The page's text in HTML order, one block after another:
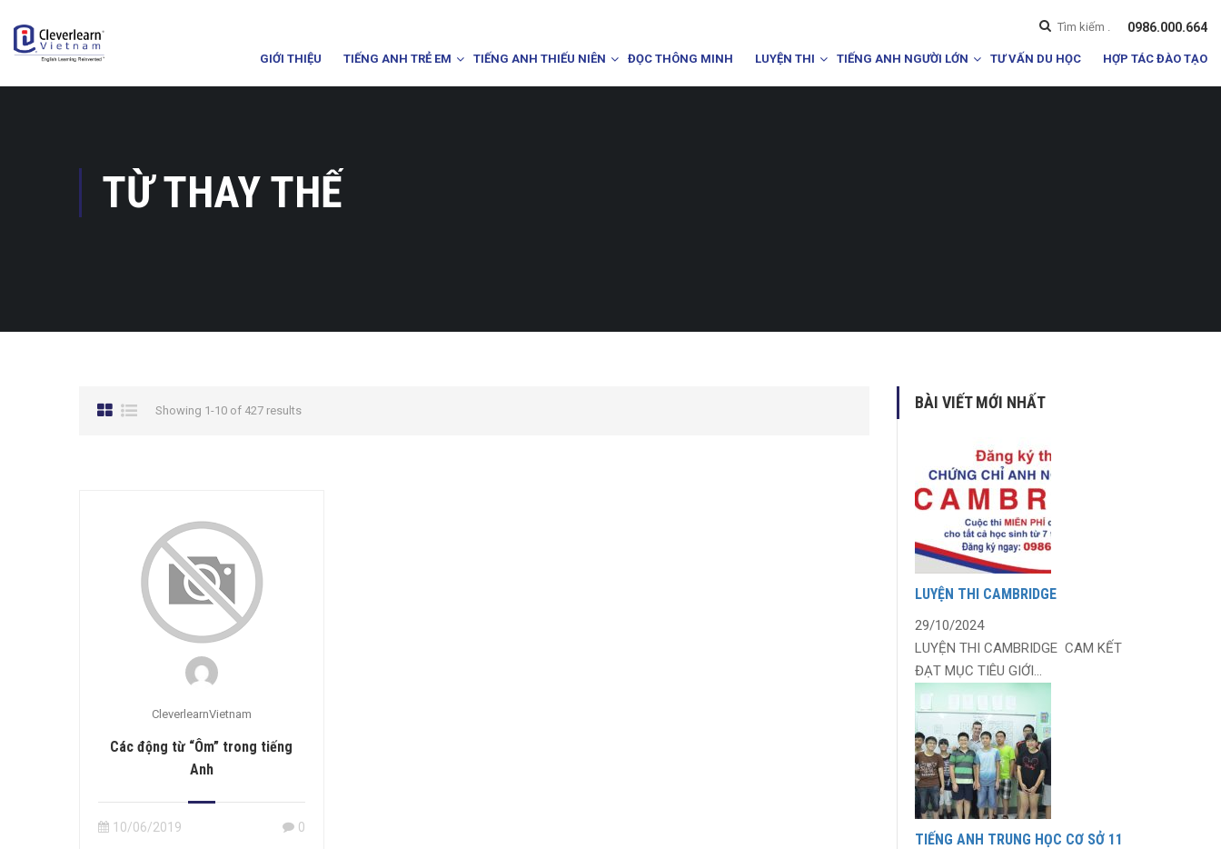
0986.000.664
GIỚI THIỆU TIẾNG ANH TRẺ EM TIẾNG ANH THIẾU NIÊN ĐỌC THÔNG MINH LUYỆN THI TIẾNG ANH NGƯỜI LỚN TƯ VẤN DU HỌC HỢP TÁC ĐÀO TẠO
TỪ THAY THẾ
Showing 1-10 of 427 results
CleverlearnVietnam
Các động từ “Ôm” trong tiếng
Anh
10/06/2019 0
BÀI VIẾT MỚI NHẤT
LUYỆN THI CAMBRIDGE
29/10/2024
LUYỆN THI CAMBRIDGE CAM KẾT
ĐẠT MỤC TIÊU GIỚI...
TIẾNG ANH TRUNG HỌC CƠ SỞ 11